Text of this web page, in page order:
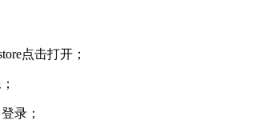
点击打开；
录；